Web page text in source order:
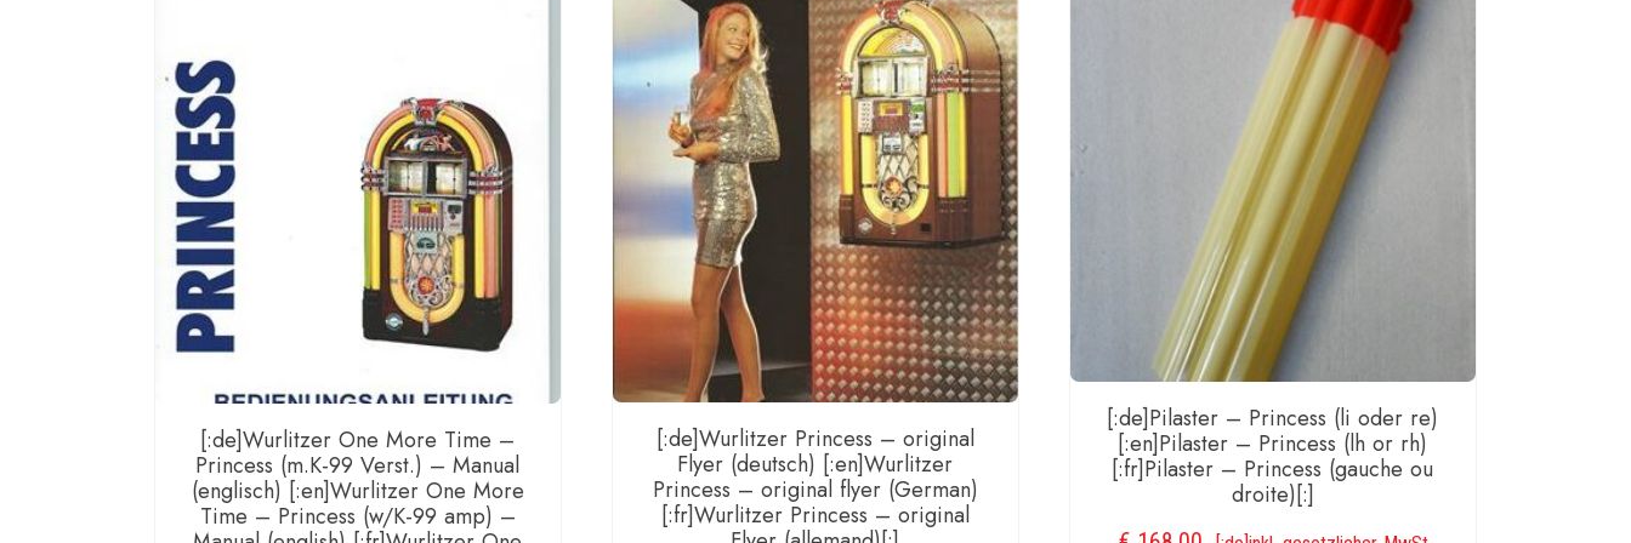
Menge
[:de]Wurlitzer One More Time –
Princess (m.K-99 Verst.) – Manual
(englisch) [:en]Wurlitzer One More
Time – Princess (w/K-99 amp) –
[:de]Wurlitzer Princess – original
Flyer (deutsch) [:en]Wurlitzer
Princess – original flyer (German)
[:fr]Wurlitzer Princess – original
[:de]Pilaster – Princess (li oder re)
[:en]Pilaster – Princess (lh or rh)
[:fr]Pilaster – Princess (gauche ou
droite)[:]